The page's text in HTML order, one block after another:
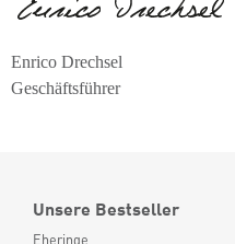
Enrico Drechsel
Geschäftsführer
Unsere Bestseller
Eheringe